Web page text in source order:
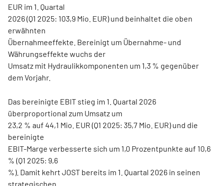
EUR im 1. Quartal
2026 (Q1 2025: 103,9 Mio. EUR) und beinhaltet die oben
erwähnten
Übernahmeeffekte. Bereinigt um Übernahme- und
Währungseffekte wuchs der
Umsatz mit Hydraulikkomponenten um 1,3 % gegenüber
dem Vorjahr.
Das bereinigte EBIT stieg im 1. Quartal 2026
überproportional zum Umsatz um
23,2 % auf 44,1 Mio. EUR (Q1 2025: 35,7 Mio. EUR) und die
bereinigte
EBIT-Marge verbesserte sich um 1,0 Prozentpunkte auf 10,6
% (Q1 2025: 9,6
%). Damit kehrt JOST bereits im 1. Quartal 2026 in seinen
strategischen